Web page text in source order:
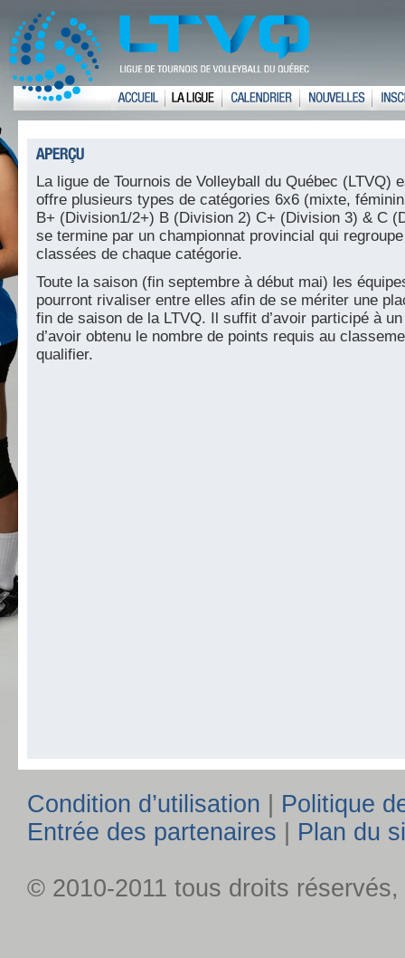
La ligue de Tournois de Volleyball du Québec (LTVQ)
offre plusieurs types de catégories 6x6 (mixte,
B+ (Division1/2+) B (Division 2) C+ (Division 3) & C
se termine par un championnat provincial qui
classées de chaque catégorie.
Toute la saison (fin septembre à début mai) les
pourront rivaliser entre elles afin de se mériter une
fin de saison de la LTVQ. Il suffit d’avoir participé à
d’avoir obtenu le nombre de points requis au
qualifier.
Condition d’utilisation
Politique
Entrée des partenaires
Plan du
© 2010-2011 tous droits réservés,